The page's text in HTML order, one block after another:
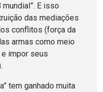
E isso
das mediações
conflitos (força da
armas como meio
impor seus
ganhado muita